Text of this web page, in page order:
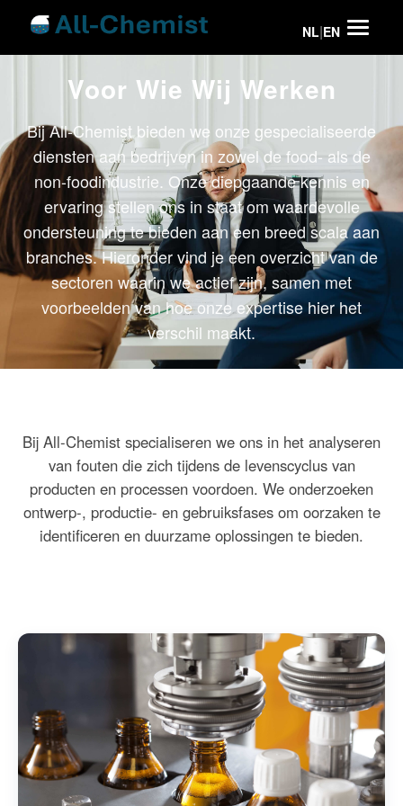
NL|EN
Voor Wie Wij Werken
Bij All-Chemist bieden we onze gespecialiseerde
diensten aan bedrijven in zowel de food- als de
non-foodindustrie. Onze diepgaande kennis en
ervaring stellen ons in staat om waardevolle
ondersteuning te bieden aan een breed scala aan
branches. Hieronder vind je een overzicht van de
sectoren waarin we actief zijn, samen met
voorbeelden van hoe onze expertise hier het
verschil maakt.
Bij All-Chemist specialiseren we ons in het analyseren
van fouten die zich tijdens de levenscyclus van
producten en processen voordoen. We onderzoeken
ontwerp-, productie- en gebruiksfases om oorzaken te
identificeren en duurzame oplossingen te bieden.